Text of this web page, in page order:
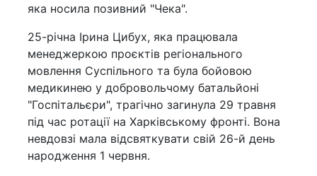
яка носила позивний "Чека".
25-річна Ірина Цибух, яка працювала
менеджеркою проєктів регіонального
мовлення Суспільного та була бойовою
медикинею у добровольчому батальйоні
"Госпітальєри", трагічно загинула 29 травня
під час ротації на Харківському фронті. Вона
невдовзі мала відсвяткувати свій 26-й день
народження 1 червня.